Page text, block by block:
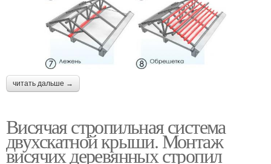
читать дальше →
Висячая стропильная система
двухскатной крыши. Монтаж
висячих деревянных стропил